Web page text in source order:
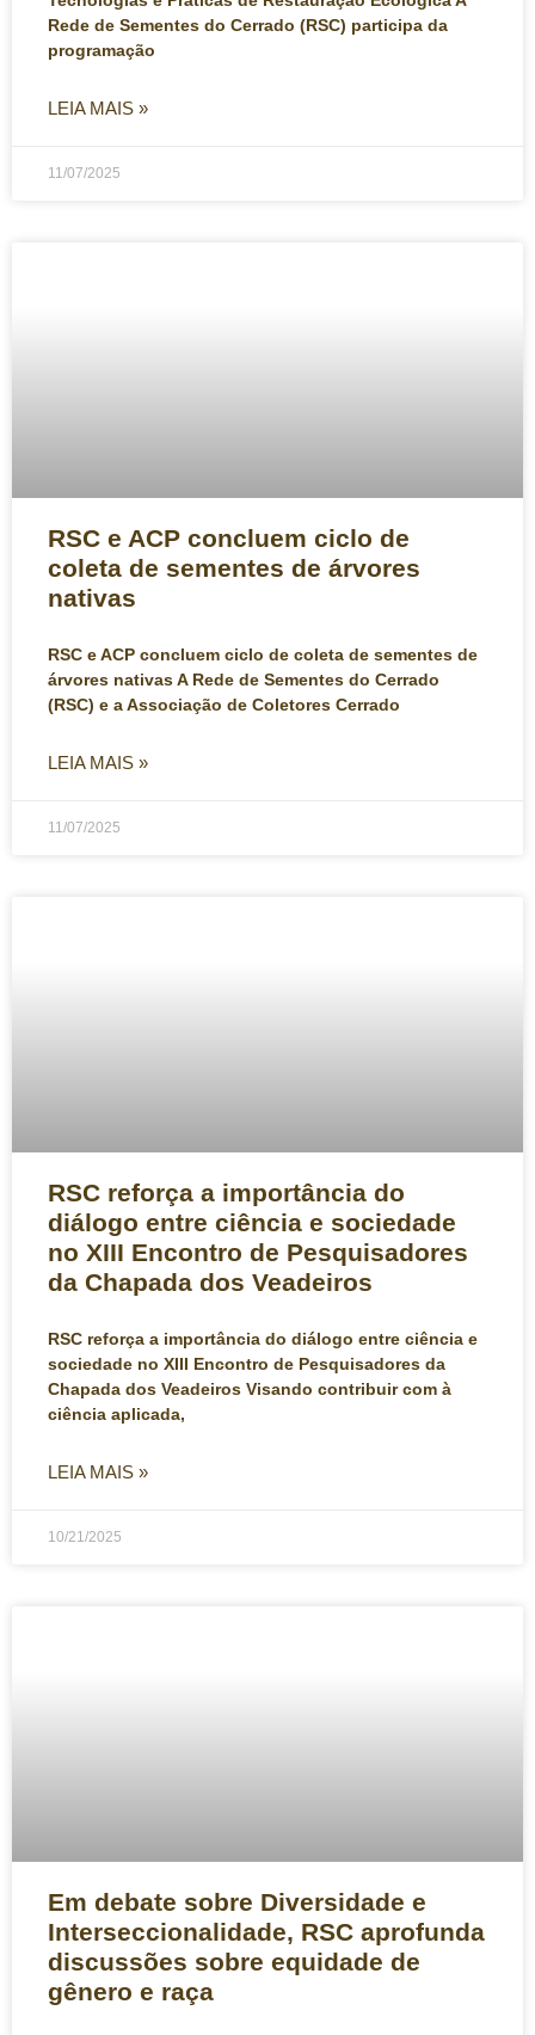
Rede de Sementes do Cerrado (RSC) participa da
programação
LEIA MAIS »
11/07/2025
RSC e ACP concluem ciclo de
coleta de sementes de árvores
nativas
RSC e ACP concluem ciclo de coleta de sementes de
árvores nativas A Rede de Sementes do Cerrado
(RSC) e a Associação de Coletores Cerrado
LEIA MAIS »
11/07/2025
RSC reforça a importância do
diálogo entre ciência e sociedade
no XIII Encontro de Pesquisadores
da Chapada dos Veadeiros
RSC reforça a importância do diálogo entre ciência e
sociedade no XIII Encontro de Pesquisadores da
Chapada dos Veadeiros Visando contribuir com à
ciência aplicada,
LEIA MAIS »
10/21/2025
Em debate sobre Diversidade e
Interseccionalidade, RSC aprofunda
discussões sobre equidade de
gênero e raça